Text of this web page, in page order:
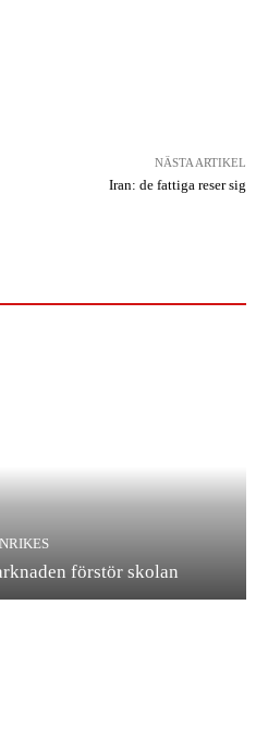
NÄSTA ARTIKEL
Iran: de fattiga reser sig
förstör skolan